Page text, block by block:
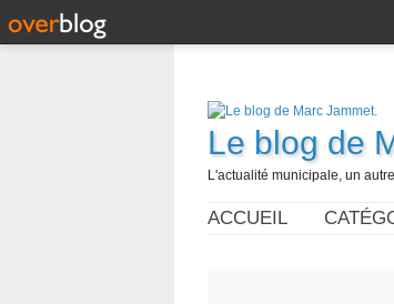
Le blog de
L'actualité municipale, un
ACCUEIL